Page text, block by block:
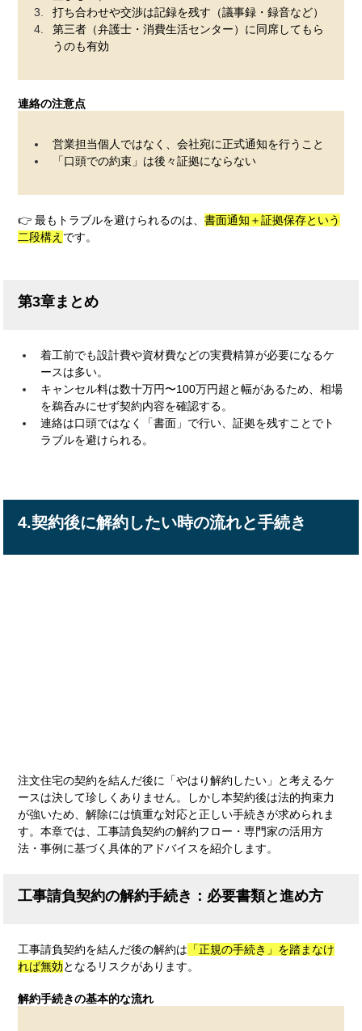
打ち合わせや交渉は記録を残す（議事録・録音など）
第三者（弁護士・消費生活センター）に同席してもら
うのも有効
連絡の注意点
営業担当個人ではなく、会社宛に正式通知を行うこと
「口頭での約束」は後々証拠にならない
👉 最もトラブルを避けられるのは、書面通知＋証拠保存という
二段構え です。
第3章まとめ
着工前でも設計費や資材費などの実費精算が必要になるケ
ースは多い。
キャンセル料は数十万円〜100万円超と幅があるため、相場
を鵜呑みにせず契約内容を確認する。
連絡は口頭ではなく「書面」で行い、証拠を残すことでト
ラブルを避けられる。
4.契約後に解約したい時の流れと手続き
注文住宅の契約を結んだ後に「やはり解約したい」と考えるケ
ースは決して珍しくありません。しかし本契約後は法的拘束力
が強いため、解除には慎重な対応と正しい手続きが求められま
す。本章では、工事請負契約の解約フロー・専門家の活用方
法・事例に基づく具体的アドバイスを紹介します。
工事請負契約の解約手続き：必要書類と進め方
工事請負契約を結んだ後の解約は 「正規の手続き」を踏まなけ
れば無効となるリスクがあります。
解約手続きの基本的な流れ